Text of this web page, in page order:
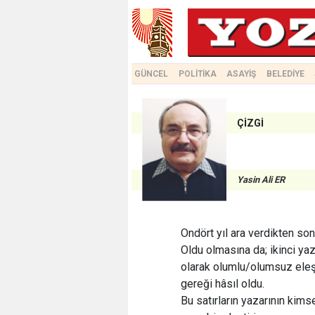
GÜNCEL POLİTİKA ASAYİŞ BELEDİYE
ÇİZGİ
Yasin Ali ER
Ondört yıl ara verdikten
Oldu olmasına da; ikinci
olarak olumlu/olumsuz
gereği hâsıl oldu.
Bu satırların yazarının